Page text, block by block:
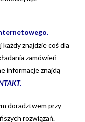
.
znajdzie coś dla
zamówień
informacje znajdą
.
doradztwem przy
rozwiązań.